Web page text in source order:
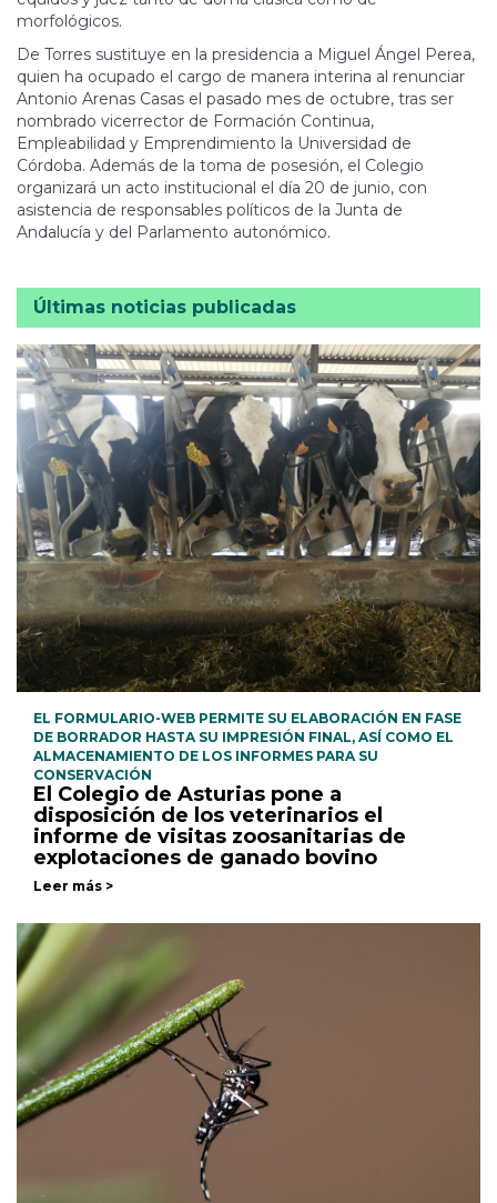
morfológicos.
De Torres sustituye en la presidencia a Miguel Ángel Perea,
quien ha ocupado el cargo de manera interina al renunciar
Antonio Arenas Casas el pasado mes de octubre, tras ser
nombrado vicerrector de Formación Continua,
Empleabilidad y Emprendimiento la Universidad de
Córdoba. Además de la toma de posesión, el Colegio
organizará un acto institucional el día 20 de junio, con
asistencia de responsables políticos de la Junta de
Andalucía y del Parlamento autonómico.
Últimas noticias publicadas
EL FORMULARIO-WEB PERMITE SU ELABORACIÓN EN FASE
DE BORRADOR HASTA SU IMPRESIÓN FINAL, ASÍ COMO EL
ALMACENAMIENTO DE LOS INFORMES PARA SU
CONSERVACIÓN
El Colegio de Asturias pone a
disposición de los veterinarios el
informe de visitas zoosanitarias de
explotaciones de ganado bovino
Leer más >